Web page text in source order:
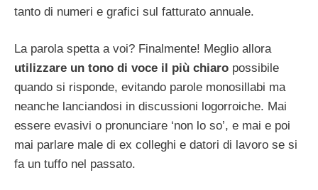
tanto di numeri e grafici sul fatturato annuale.
La parola spetta a voi? Finalmente! Meglio allora
utilizzare un tono di voce il più chiaro possibile
quando si risponde, evitando parole monosillabi ma
neanche lanciandosi in discussioni logorroiche. Mai
essere evasivi o pronunciare ‘non lo so’, e mai e poi
mai parlare male di ex colleghi e datori di lavoro se si
fa un tuffo nel passato.